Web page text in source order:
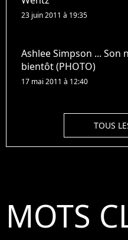
23 juin 2011 à 19:35
Ashlee Simpson ... Son
bientôt (PHOTO)
17 mai 2011 à 12:40
TOUS
MOTS